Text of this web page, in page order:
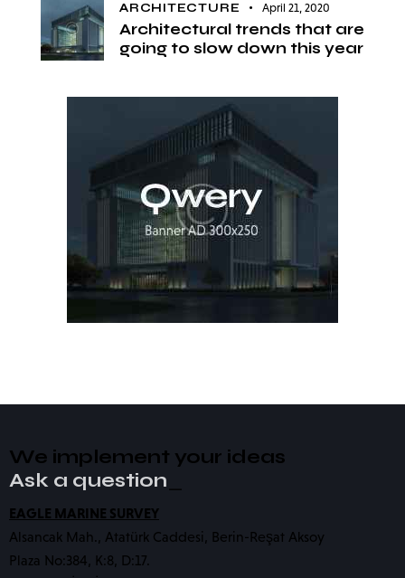
ARCHITECTURE April 21, 2020
Architectural trends that are
going to slow down this year
We implement your ideas​
Ask a question!
EAGLE MARINE SURVEY
Alsancak Mah., Atatürk Caddesi, Berin-Reşat Aksoy
Plaza No:384, K:8, D:17.